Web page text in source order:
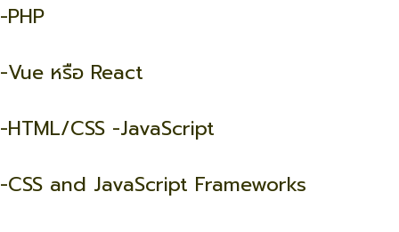
-PHP
-Vue หรือ React
-HTML/CSS -JavaScript
-CSS and JavaScript Frameworks